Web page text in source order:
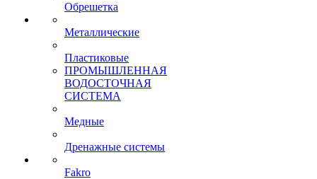
Обрешетка
Металлические
Пластиковые
ПРОМЫШЛЕННАЯ
ВОДОСТОЧНАЯ
СИСТЕМА
Медные
Дренажные системы
Fakro